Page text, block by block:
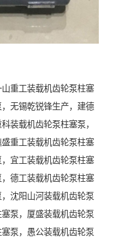
重工装载机齿轮泵柱塞
无锡乾锐锋生产，建德
装载机齿轮泵柱塞泵，
重工装载机齿轮泵柱塞
宜工装载机齿轮泵柱塞
德工装载机齿轮泵柱塞
沈阳山河装载机齿轮泵
泵，厦盛装载机齿轮泵
泵，愚公装载机齿轮泵